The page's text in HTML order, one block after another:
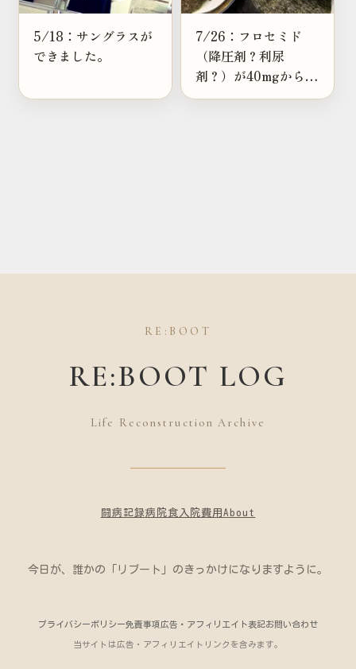
5/18：サングラスが
できました。
7/26：フロセミド
（降圧剤？利尿
剤？）が40mgから
20mgになったんだっ
RE:BOOT
RE:BOOT LOG
Life Reconstruction Archive
闘病記録病院食 入院費用About
今日が、誰かの「リブート」のきっかけになりますように。
プライバシーポリシー免責事項 広告・アフィリエイト表記お問い合わせ
当サイトは広告・アフィリエイトリンクを含みます。